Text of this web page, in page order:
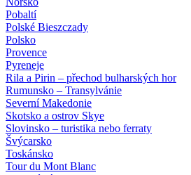
Pobaltí
Polské Bieszczady
Polsko
Provence
Pyreneje
Rila a Pirin – přechod bulharských hor
Rumunsko – Transylvánie
Severní Makedonie
Skotsko a ostrov Skye
Slovinsko – turistika nebo ferraty
Švýcarsko
Toskánsko
Tour du Mont Blanc